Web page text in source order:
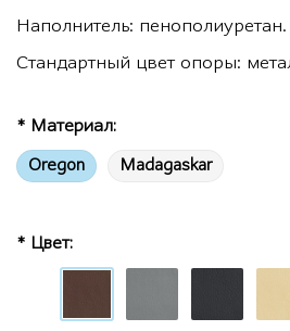
Наполнитель:
Стандартный цвет опоры:
* Материал:
Oregon Madagaskar
* Цвет: